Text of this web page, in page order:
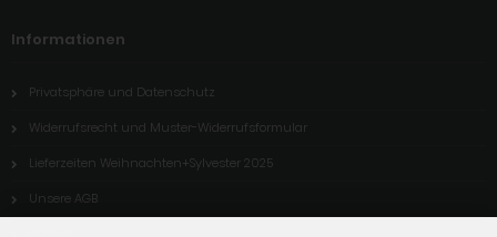
Informationen
Privatsphäre und Datenschutz
Widerrufsrecht und Muster-Widerrufsformular
Lieferzeiten Weihnachten+Sylvester 2025
Unsere AGB